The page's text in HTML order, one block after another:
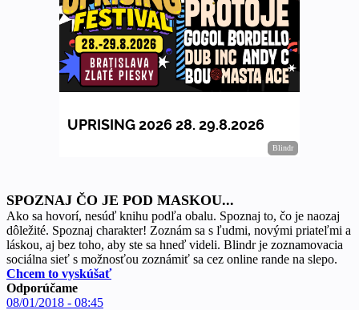
SPOZNAJ ČO JE POD MASKOU...
Ako sa hovorí, nesúď knihu podľa obalu. Spoznaj to, čo je naozaj
dôležité. Spoznaj charakter! Zoznám sa s ľudmi, novými priateľmi a
láskou, aj bez toho, aby ste sa hneď videli. Blindr je zoznamovacia
sociálna sieť s možnosťou zoznámiť sa cez online rande na slepo.
Chcem to vyskúšať
Odporúčame
08/01/2018 - 08:45